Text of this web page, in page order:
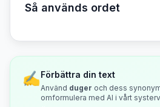
Så används ordet
✍️Förbättra din text
Använd duger och dess
omformulera med AI i vårt